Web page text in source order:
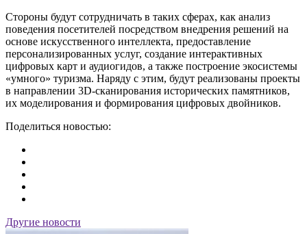
Стороны будут сотрудничать в таких сферах, как анализ
поведения посетителей посредством внедрения решений на
основе искусственного интеллекта, предоставление
персонализированных услуг, создание интерактивных
цифровых карт и аудиогидов, а также построение экосистемы
«умного» туризма. Наряду с этим, будут реализованы проекты
в направлении 3D-сканирования исторических памятников,
их моделирования и формирования цифровых двойников.
Поделиться новостью:
Другие новости